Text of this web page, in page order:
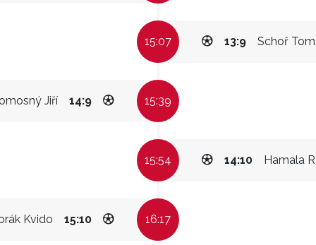
15:07 Schoř
13:9
Jiří 14:9 15:39
15:54 Hamala
14:10
Kvido 15:10 16:17